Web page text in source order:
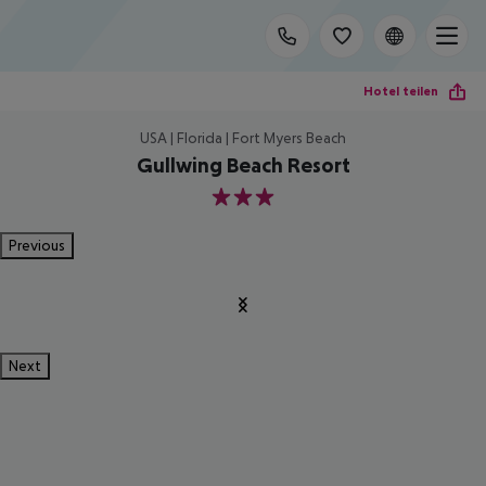
Hotel teilen
USA | Florida | Fort Myers Beach
Gullwing Beach Resort
3
Previous
Next